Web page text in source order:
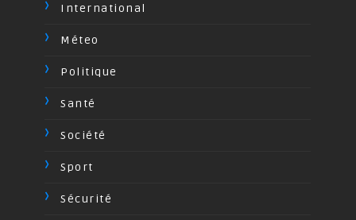
International
Méteo
Politique
Santé
Société
Sport
Sécurité